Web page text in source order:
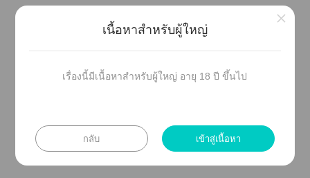
ใาะแนี้
แต่ถ้าะทำอย่างนี้ไม่ต้องมารับผิดตั้งแต่แดีกว่า!
เนื้อหาสำหรับผู้ใหญ่
เรื่องนี้มีเนื้อหาสำหรับผู้ใหญ่ อายุ 18 ปี ขึ้นไป
กลับ เข้าสู่เนื้อหา
×